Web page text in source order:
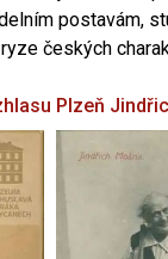
postavám,
českých
Plzeň